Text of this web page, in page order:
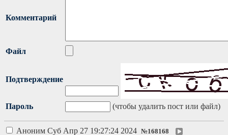
Комментарий
Файл
Подтверждение
Пароль (чтобы удалить пост или файл)
Аноним Суб Апр 27 19:27:24 2024 №168168